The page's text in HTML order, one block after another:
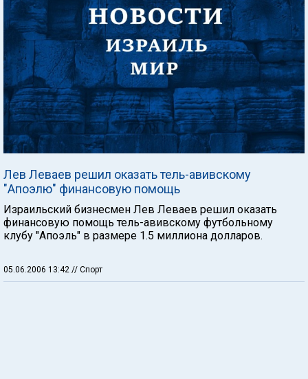
Лев Леваев решил оказать тель-авивскому
"Апоэлю" финансовую помощь
Израильский бизнесмен Лев Леваев решил оказать
финансовую помощь тель-авивскому футбольному
клубу "Апоэль" в размере 1.5 миллиона долларов.
05.06.2006 13:42 // Спорт